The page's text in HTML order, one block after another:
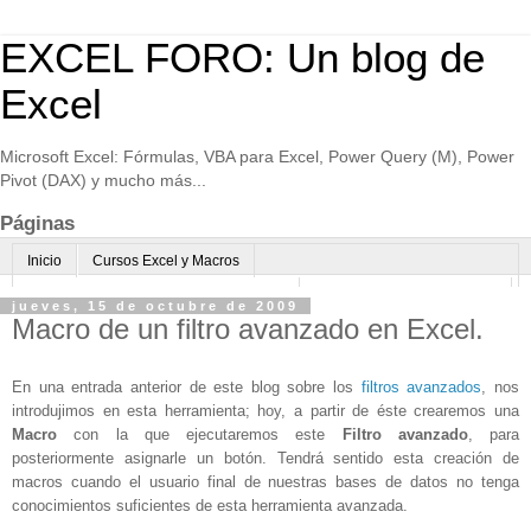
EXCEL FORO: Un blog de
Excel
Microsoft Excel: Fórmulas, VBA para Excel, Power Query (M), Power
Pivot (DAX) y mucho más...
Páginas
Inicio Cursos Excel y Macros
Excel Avanzado online-Microsoft Teams
Normas de uso Algo sobre mi
jueves, 15 de octubre de 2009
Macro de un filtro avanzado en Excel.
En una entrada anterior de este blog sobre los filtros avanzados , nos
introdujimos en esta herramienta; hoy, a partir de éste crearemos una
Macro con la que ejecutaremos este Filtro avanzado, para
posteriormente asignarle un botón. Tendrá sentido esta creación de
macros cuando el usuario final de nuestras bases de datos no tenga
conocimientos suficientes de esta herramienta avanzada.